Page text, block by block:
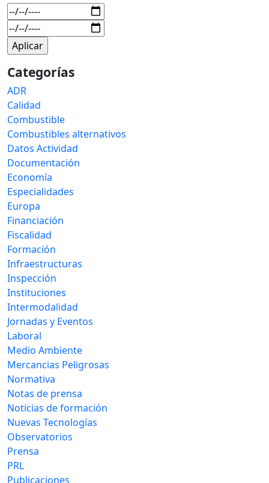
Categorías
ADR
Calidad
Combustible
Combustibles alternativos
Datos Actividad
Documentación
Economía
Especialidades
Europa
Financiación
Fiscalidad
Formación
Infraestructuras
Inspección
Instituciones
Intermodalidad
Jornadas y Eventos
Laboral
Medio Ambiente
Mercancias Peligrosas
Normativa
Notas de prensa
Noticias de formación
Nuevas Tecnologías
Observatorios
Prensa
PRL
Publicaciones